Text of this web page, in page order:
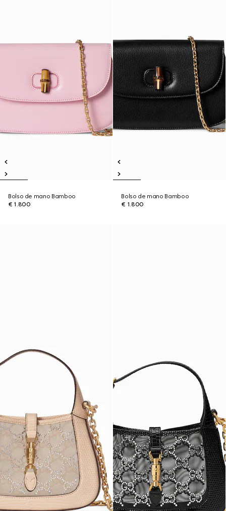
Bolso de mano Bamboo
€ 1.800
Bolso de mano Bamboo
€ 1.800